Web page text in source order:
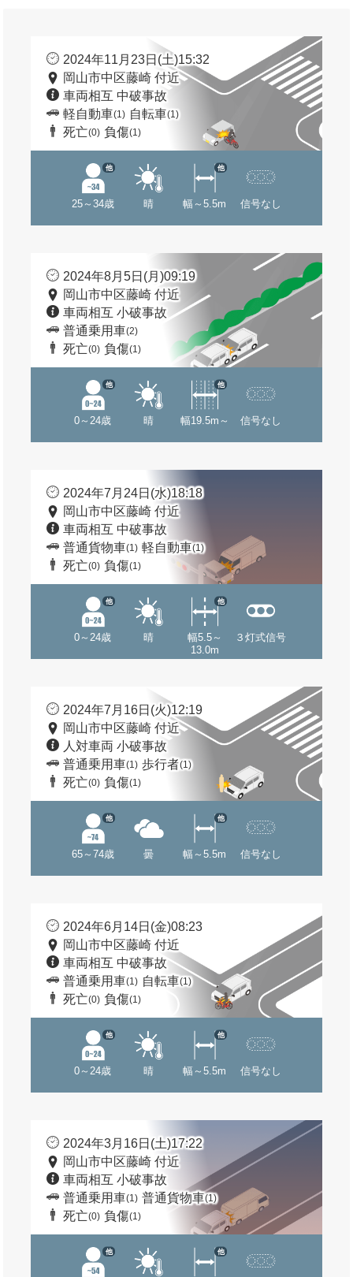
2024年11月23日(土)15:32
岡山市中区藤崎 付近
車両相互 中破事故
軽自動車(1) 自転車(1)
死亡(0) 負傷(1)
25～34歳
他
晴 幅～5.5m
他
信号なし
2024年8月5日(月)09:19
岡山市中区藤崎 付近
車両相互 小破事故
普通乗用車(2)
死亡(0) 負傷(1)
0～24歳
他
晴 幅19.5m～
他
信号なし
2024年7月24日(水)18:18
岡山市中区藤崎 付近
車両相互 中破事故
普通貨物車(1) 軽自動車(1)
死亡(0) 負傷(1)
0～24歳
他
晴
幅5.5～
13.0m
他
３灯式信号
2024年7月16日(火)12:19
岡山市中区藤崎 付近
人対車両 小破事故
普通乗用車(1) 歩行者(1)
死亡(0) 負傷(1)
65～74歳
他
曇 幅～5.5m
他
信号なし
2024年6月14日(金)08:23
岡山市中区藤崎 付近
車両相互 中破事故
普通乗用車(1) 自転車(1)
死亡(0) 負傷(1)
0～24歳
他
晴 幅～5.5m
他
信号なし
2024年3月16日(土)17:22
岡山市中区藤崎 付近
車両相互 小破事故
普通乗用車(1) 普通貨物車(1)
死亡(0) 負傷(1)
他 他